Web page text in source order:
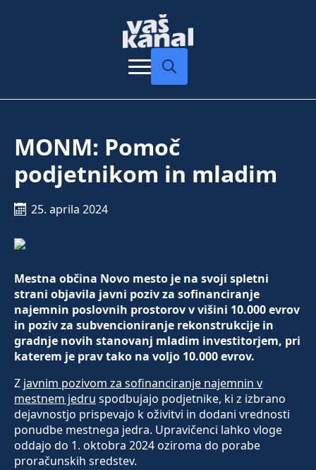
MONM: Pomoč
podjetnikom in mladim
25. aprila 2024
Mestna občina Novo mesto je na svoji spletni
strani objavila javni poziv za sofinanciranje
najemnin poslovnih prostorov v višini 10.000 evrov
in poziv za subvencioniranje rekonstrukcije in
gradnje novih stanovanj mladim investitorjem, pri
katerem je prav tako na voljo 10.000 evrov.
Z javnim pozivom za sofinanciranje najemnin v
mestnem jedru spodbujajo podjetnike, ki z izbrano
dejavnostjo prispevajo k oživitvi in dodani vrednosti
ponudbe mestnega jedra. Upravičenci lahko vloge
oddajo do 1. oktobra 2024 oziroma do porabe
proračunskih sredstev.